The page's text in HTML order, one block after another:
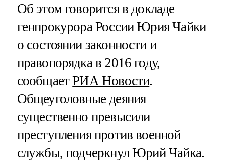
Об этом говорится в докладе
генпрокурора России Юрия Чайки
о состоянии законности и
правопорядка в 2016 году,
сообщаетРИА Новости.
Общеуголовные деяния
существенно превысили
преступления против военной
службы, подчеркнул Юрий Чайка.